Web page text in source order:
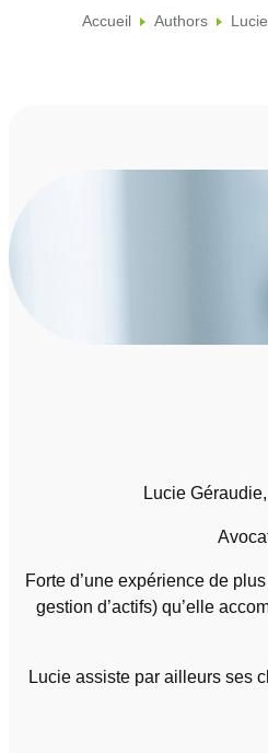
Accueil Authors
Lucie
Forte d’une expérience de
gestion d’actifs) qu’elle
Lucie assiste par ailleurs ses